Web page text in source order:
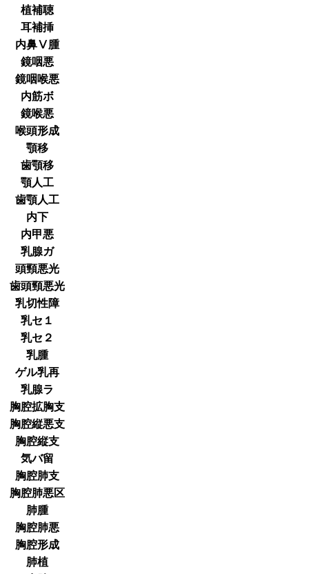
植補聴
耳補挿
内鼻Ⅴ腫
鏡咽悪
鏡咽喉悪
内筋ボ
鏡喉悪
喉頭形成
顎移
歯顎移
顎人工
歯顎人工
内下
内甲悪
乳腺ガ
頭頸悪光
歯頭頸悪光
乳切性障
乳セ１
乳セ２
乳腫
ゲル乳再
乳腺ラ
胸腔拡胸支
胸腔縦悪支
胸腔縦支
気バ留
胸腔肺支
胸腔肺悪区
肺腫
胸腔肺悪
胸腔形成
肺植